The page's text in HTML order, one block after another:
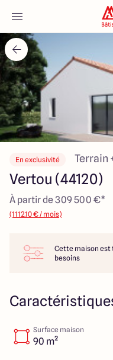
Accueil
Nos maisons
Nos
Votre projet
Qui sommes-
Maisons ARLOGIS
4.7
En exclusivité Terrain
Vertou (44120)
À partir de 309 500 €*
(1112.10 € / mois)
Cette maison est
besoins
Surface maison
90 m²